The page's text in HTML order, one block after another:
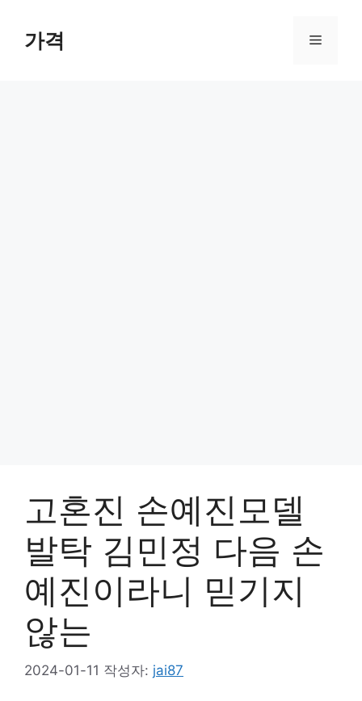
가격 메
고혼진 손예진모델
발탁 김민정 다음 손
예진이라니 믿기지
않는
2024-01-11 작성자: jai87